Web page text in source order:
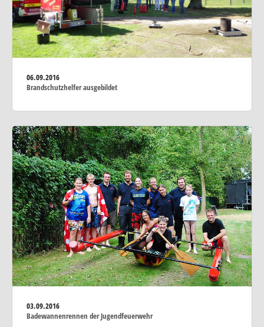
06.09.2016
Brandschutzhelfer ausgebildet
03.09.2016
Badewannenrennen der Jugendfeuerwehr